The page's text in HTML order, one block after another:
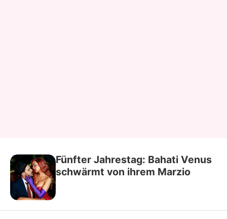
Fünfter Jahrestag: Bahati Venus
schwärmt von ihrem Marzio